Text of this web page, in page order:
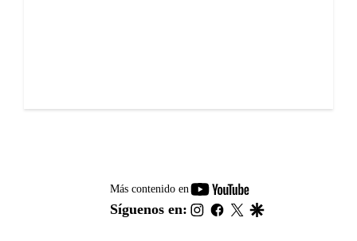
Más contenido en
youtube-
footer
Síguenos en: instagram
facebook
twitter